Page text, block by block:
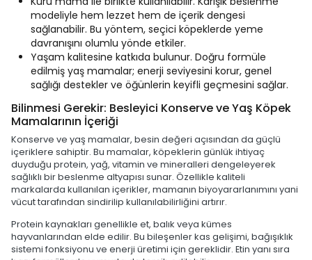
modeliyle hem lezzet hem de içerik dengesi
sağlanabilir. Bu yöntem, seçici köpeklerde yeme
davranışını olumlu yönde etkiler.
Yaşam kalitesine katkıda bulunur. Doğru formüle
edilmiş yaş mamalar; enerji seviyesini korur, genel
sağlığı destekler ve öğünlerin keyifli geçmesini sağlar.
Bilinmesi Gerekir: Besleyici Konserve ve Yaş Köpek
Mamalarının İçeriği
Konserve ve yaş mamalar, besin değeri açısından da güçlü
içeriklere sahiptir. Bu mamalar, köpeklerin günlük ihtiyaç
duyduğu protein, yağ, vitamin ve mineralleri dengeleyerek
sağlıklı bir beslenme altyapısı sunar. Özellikle kaliteli
markalarda kullanılan içerikler, mamanın biyoyararlanımını yani
vücut tarafından sindirilip kullanılabilirliğini artırır.
Protein kaynakları genellikle et, balık veya kümes
hayvanlarından elde edilir. Bu bileşenler kas gelişimi, bağışıklık
sistemi fonksiyonu ve enerji üretimi için gereklidir. Etin yanı sıra